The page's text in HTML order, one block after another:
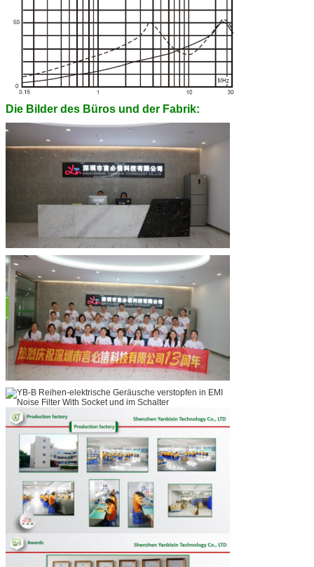
Die Bilder des Büros und der Fabrik: